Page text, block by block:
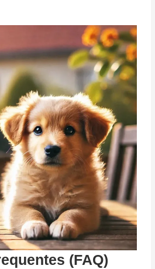
(FAQ)